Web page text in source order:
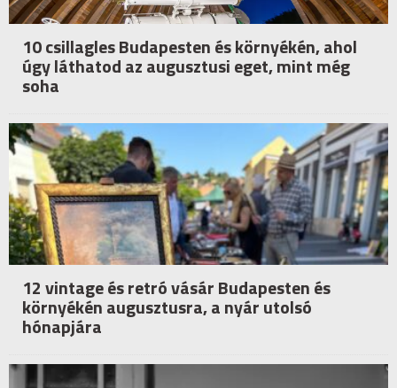
10 csillagles Budapesten és környékén, ahol
úgy láthatod az augusztusi eget, mint még
soha
12 vintage és retró vásár Budapesten és
környékén augusztusra, a nyár utolsó
hónapjára